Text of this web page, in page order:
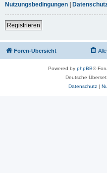
Nutzungsbedingungen |
Registrieren
Foren-Übersicht
Powered by phpBB®
Deutsche
Datenschutz|